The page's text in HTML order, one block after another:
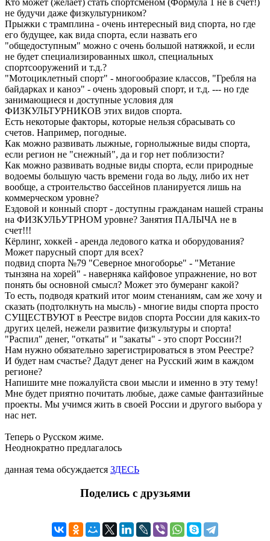
Кто может (желает) стать спортсменом (Формула 1 не в счет!)
не будучи даже физкультурником?
Прыжки с трамплина - очень интересный вид спорта, но где
его будущее, как вида спорта, если назвать его
"общедоступным" можно с очень большой натяжкой, и если
не будет специализированных школ, специальных
спортсооружений и т.д.?
"Мотоциклетный спорт" - многообразие классов, "Гребля на
байдарках и каноэ" - очень здоровый спорт, и т.д. --- но где
занимающиеся и доступные условия для
ФИЗКУЛЬТУРНИКОВ этих видов спорта.
Есть некоторые факторы, которые нельзя сбрасывать со
счетов. Например, погодные.
Как можно развивать лыжные, горнолыжные виды спорта,
если регион не "снежный", да и гор нет поблизости?
Как можно развивать водные виды спорта, если природные
водоемы большую часть времени года во льду, либо их нет
вообще, а строительство бассейнов планируется лишь на
коммерческом уровне?
Ездовой и конный спорт - доступны гражданам нашей страны
на ФИЗКУЛЬУТРНОМ уровне? Занятия ПАЛЫЧА не в
счет!!!
Кёрлинг, хоккей - аренда ледового катка и оборудования?
Может парусный спорт для всех?
подвид спорта №79 "Северное многоборье" - "Метание
тынзяна на хорей" - наверняка кайфовое упражнение, но вот
понять бы основной смысл? Может это бумеранг какой?
То есть, подводя краткий итог моим стенаниям, сам же хочу и
сказать (подтолкнуть на мысль) - многие виды спорта просто
СУЩЕСТВУЮТ в Реестре видов спорта России для каких-то
других целей, нежели развитие физкультуры и спорта!
"Распил" денег, "откаты" и "закаты" - это спорт России?!
Нам нужно обязательно зарегистрироваться в этом Реестре?
И будет нам счастье? Дадут денег на Русский жим в каждом
регионе?
Напишите мне пожалуйста свои мысли и именно в эту тему!
Мне будет приятно почитать любые, даже самые фантазийные
проекты. Мы учимся жить в своей России и другого выбора у
нас нет.
Теперь о Русском жиме.
Неоднократно предлагалось
данная тема обсуждается ЗДЕСЬ
Поделись с друзьями